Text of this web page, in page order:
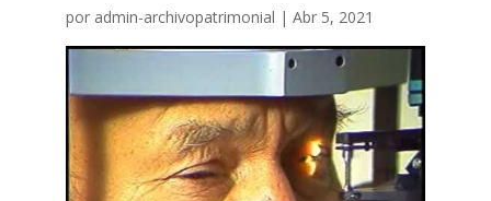
por admin-archivopatrimonial | Abr 5, 2021